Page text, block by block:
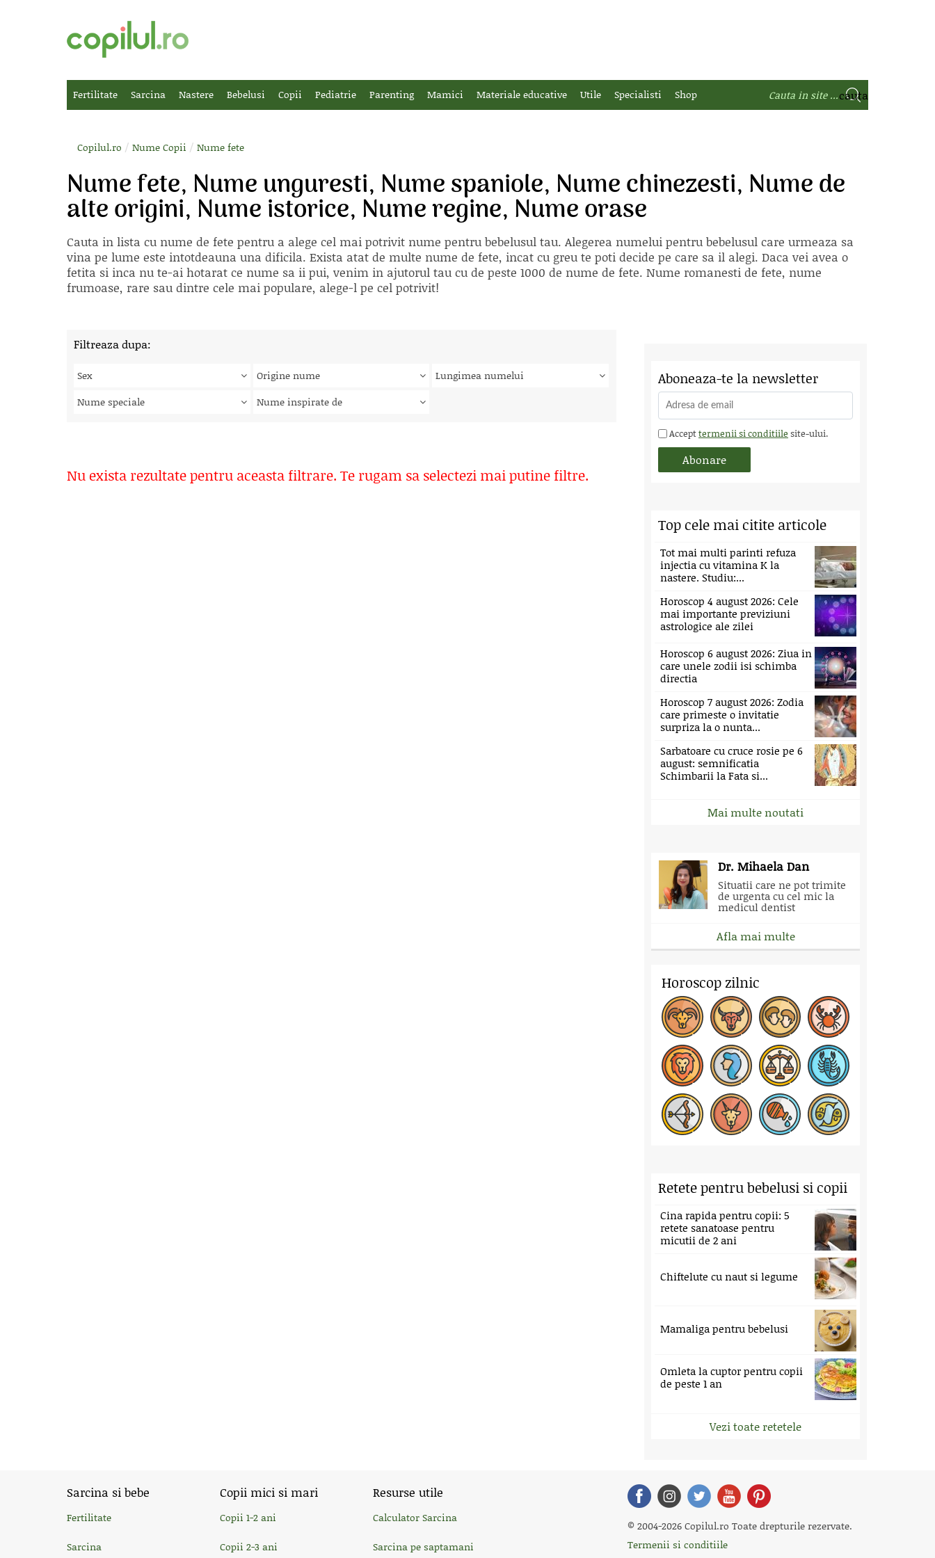
Fertilitate Sarcina Nastere Bebelusi Copii Pediatrie Parenting Mamici Materiale educative Utile Specialisti Shop
Copilul.ro / Nume Copii / Nume fete
Nume fete, Nume unguresti, Nume spaniole, Nume chinezesti, Nume de
alte origini, Nume istorice, Nume regine, Nume orase
Cauta in lista cu nume de fete pentru a alege cel mai potrivit nume pentru bebelusul tau. Alegerea numelui pentru bebelusul care urmeaza sa
vina pe lume este intotdeauna una dificila. Exista atat de multe nume de fete, incat cu greu te poti decide pe care sa il alegi. Daca vei avea o
fetita si inca nu te-ai hotarat ce nume sa ii pui, venim in ajutorul tau cu de peste 1000 de nume de fete. Nume romanesti de fete, nume
frumoase, rare sau dintre cele mai populare, alege-l pe cel potrivit!
Filtreaza dupa:
Sex Origine nume
Lungimea numelui
Nume speciale
Nume inspirate de
Nu exista rezultate pentru aceasta filtrare. Te rugam sa selectezi mai putine filtre.
Aboneaza-te la newsletter
Accepttermenii si conditiile site-ului.
Top cele mai citite articole
Tot mai multi parinti refuza
injectia cu vitamina K la
nastere. Studiu:...
Horoscop 4 august 2026: Cele
mai importante previziuni
astrologice ale zilei
Horoscop 6 august 2026: Ziua in
care unele zodii isi schimba
directia
Horoscop 7 august 2026: Zodia
care primeste o invitatie
surpriza la o nunta...
Sarbatoare cu cruce rosie pe 6
august: semnificatia
Schimbarii la Fata si...
Mai multe noutati
Dr. Mihaela Dan
Situatii care ne pot trimite
de urgenta cu cel mic la
medicul dentist
Afla mai multe
Horoscop zilnic
Retete pentru bebelusi si copii
Cina rapida pentru copii: 5
retete sanatoase pentru
micutii de 2 ani
Chiftelute cu naut si legume
Mamaliga pentru bebelusi
Omleta la cuptor pentru copii
de peste 1 an
Vezi toate retetele
Sarcina si bebe
Fertilitate
Sarcina
Copii mici si mari
Copii 1-2 ani
Copii 2-3 ani
Resurse utile
Calculator Sarcina
Sarcina pe saptamani
© 2004-2026 Copilul.ro Toate drepturile rezervate.
Termenii si conditiile